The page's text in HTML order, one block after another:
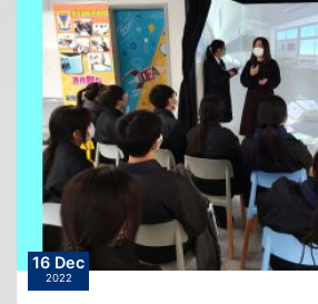
16 Dec
2022